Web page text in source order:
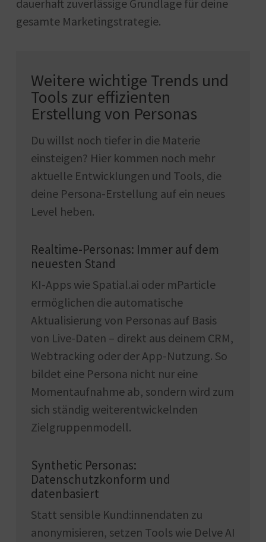
dauerhaft zuverlässige Grundlage für deine
gesamte Marketingstrategie.
Weitere wichtige Trends und
Tools zur effizienten
Erstellung von Personas
Du willst noch tiefer in die Materie
einsteigen? Hier kommen noch mehr
aktuelle Entwicklungen und Tools, die
deine Persona-Erstellung auf ein neues
Level heben.
Realtime-Personas: Immer auf dem
neuesten Stand
KI-Apps wie Spatial.ai oder mParticle
ermöglichen die automatische
Aktualisierung von Personas auf Basis
von Live-Daten – direkt aus deinem CRM,
Webtracking oder der App-Nutzung. So
bildet eine Persona nicht nur eine
Momentaufnahme ab, sondern wird zum
sich ständig weiterentwickelnden
Zielgruppenmodell.
Synthetic Personas:
Datenschutzkonform und
datenbasiert
Statt sensible Kund:innendaten zu
anonymisieren, setzen Tools wie Delve AI